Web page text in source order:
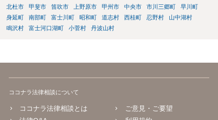
北杜市
甲斐市 笛吹市 上野原市 甲州市 中央市 市川三郷町
早川町
身延町
南部町 富士川町 昭和町 道志村 西桂町 忍野村
山中湖村
鳴沢村
富士河口湖町 小菅村 丹波山村
ココナラ法律相談について
ココナラ法律相談とは
ご意見・ご要望